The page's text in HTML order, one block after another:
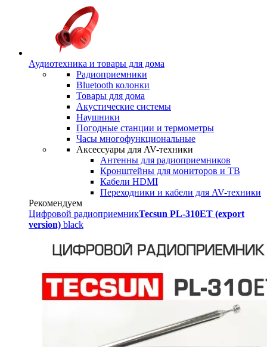
Аудиотехника и товары для дома
Радиоприемники
Bluetooth колонки
Товары для дома
Акустические системы
Наушники
Погодные станции и термометры
Часы многофункциональные
Аксессуары для AV-техники
Антенны для радиоприемников
Кронштейны для мониторов и ТВ
Кабели HDMI
Переходники и кабели для AV-техники
Рекомендуем
Цифровой радиоприемникTecsun PL-310ET (export
version) black